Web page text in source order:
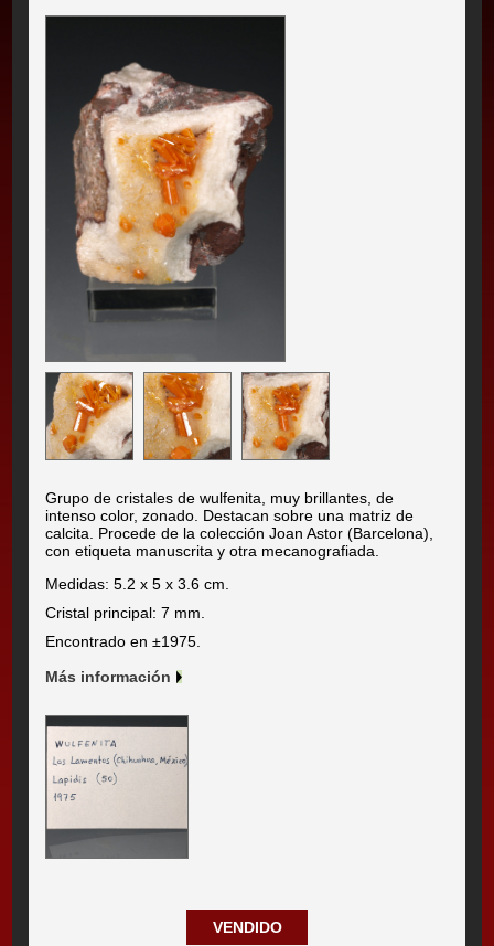
Grupo de cristales de wulfenita, muy brillantes, de
intenso color, zonado. Destacan sobre una matriz de
calcita. Procede de la colección Joan Astor (Barcelona),
con etiqueta manuscrita y otra mecanografiada.
Medidas: 5.2 x 5 x 3.6 cm.
Cristal principal: 7 mm.
Encontrado en ±1975.
Más información
VENDIDO